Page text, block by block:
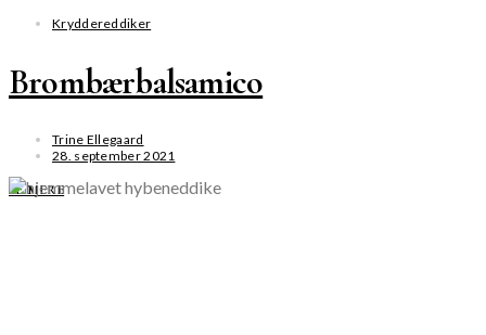
Kryddereddiker
Brombærbalsamico
Trine Ellegaard
28. september 2021
SE MERE